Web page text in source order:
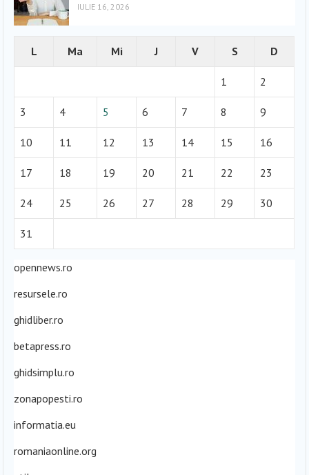
IULIE 16, 2026
L Ma Mi J V S D
1 2
3 4 5 6 7 8 9
10 11 12 13 14 15 16
17 18 19 20 21 22 23
24 25 26 27 28 29 30
31
opennews.ro
resursele.ro
ghidliber.ro
betapress.ro
ghidsimplu.ro
zonapopesti.ro
informatia.eu
romaniaonline.org